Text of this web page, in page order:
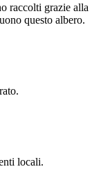
raccolti grazie alla
questo albero.
locali.